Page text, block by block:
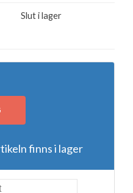
Slut i lager
finns i lager